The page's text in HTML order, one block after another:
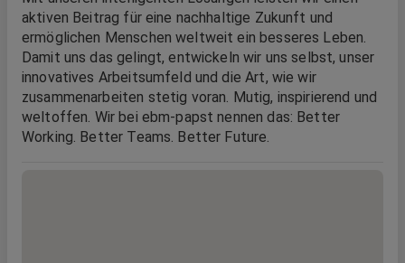
aktiven Beitrag für eine nachhaltige Zukunft und
ermöglichen Menschen weltweit ein besseres Leben.
Damit uns das gelingt, entwickeln wir uns selbst, unser
innovatives Arbeitsumfeld und die Art, wie wir
zusammenarbeiten stetig voran. Mutig, inspirierend und
weltoffen. Wir bei ebm-papst nennen das: Better
Working. Better Teams. Better Future.